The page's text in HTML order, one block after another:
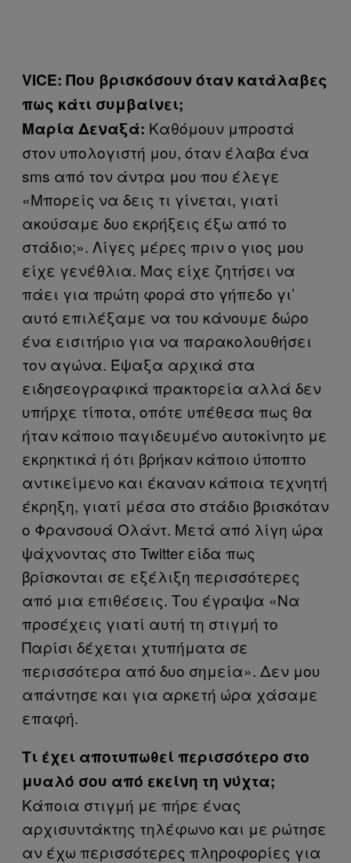
VICE: Που βρισκόσουν όταν κατάλαβες
πως κάτι συμβαίνει;
Μαρία Δεναξά: Καθόμουν μπροστά
στον υπολογιστή μου, όταν έλαβα ένα
sms από τον άντρα μου που έλεγε
«Μπορείς να δεις τι γίνεται, γιατί
ακούσαμε δυο εκρήξεις έξω από το
στάδιο;». Λίγες μέρες πριν ο γιος μου
είχε γενέθλια. Μας είχε ζητήσει να
πάει για πρώτη φορά στο γήπεδο γι’
αυτό επιλέξαμε να του κάνουμε δώρο
ένα εισιτήριο για να παρακολουθήσει
τον αγώνα. Έψαξα αρχικά στα
ειδησεογραφικά πρακτορεία αλλά δεν
υπήρχε τίποτα, οπότε υπέθεσα πως θα
ήταν κάποιο παγιδευμένο αυτοκίνητο με
εκρηκτικά ή ότι βρήκαν κάποιο ύποπτο
αντικείμενο και έκαναν κάποια τεχνητή
έκρηξη, γιατί μέσα στο στάδιο βρισκόταν
ο Φρανσουά Ολάντ. Μετά από λίγη ώρα
ψάχνοντας στο Twitter είδα πως
βρίσκονται σε εξέλιξη περισσότερες
από μια επιθέσεις. Του έγραψα «Να
προσέχεις γιατί αυτή τη στιγμή το
Παρίσι δέχεται χτυπήματα σε
περισσότερα από δυο σημεία». Δεν μου
απάντησε και για αρκετή ώρα χάσαμε
επαφή.
Τι έχει αποτυπωθεί περισσότερο στο
μυαλό σου από εκείνη τη νύχτα;
Κάποια στιγμή με πήρε ένας
αρχισυντάκτης τηλέφωνο και με ρώτησε
αν έχω περισσότερες πληροφορίες για